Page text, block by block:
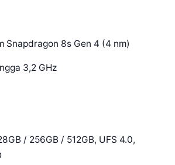
Snapdragon 8s Gen 4 (4 nm)
3,2 GHz
/ 256GB / 512GB, UFS 4.0,